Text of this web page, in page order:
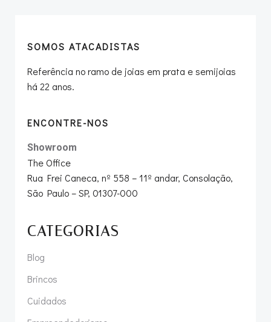
SOMOS ATACADISTAS
Referência no ramo de joias em prata e semijoias
há 22 anos.
ENCONTRE-NOS
Showroom
The Office
Rua Frei Caneca, nº 558 – 11º andar, Consolação,
São Paulo – SP, 01307-000
CATEGORIAS
Blog
Brincos
Cuidados